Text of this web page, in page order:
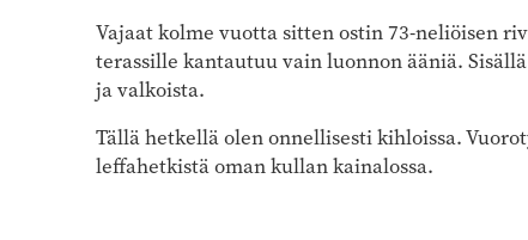
Vajaat kolme vuotta sitten ostin 73-neliöisen
terassille kantautuu vain luonnon ääniä.
ja valkoista.
Tällä hetkellä olen onnellisesti kihloissa.
leffahetkistä oman kullan kainalossa.